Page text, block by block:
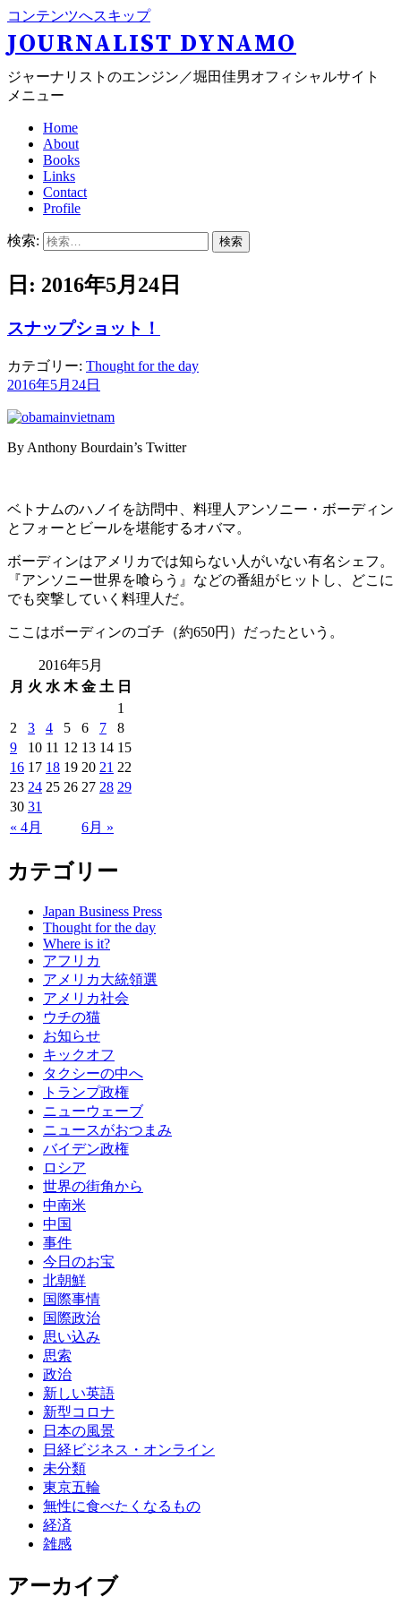
コンテンツへスキップ
JOURNALIST DYNAMO
ジャーナリストのエンジン／堀田佳男オフィシャルサイト
メニュー
Home
About
Books
Links
Contact
Profile
検索:
日: 2016年5月24日
スナップショット！
カテゴリー: Thought for the day
2016年5月24日
By Anthony Bourdain’s Twitter
ベトナムのハノイを訪問中、料理人アンソニー・ボーディン
とフォーとビールを堪能するオバマ。
ボーディンはアメリカでは知らない人がいない有名シェフ。
『アンソニー世界を喰らう』などの番組がヒットし、どこに
でも突撃していく料理人だ。
ここはボーディンのゴチ（約650円）だったという。
2016年5月
月 火 水 木 金 土 日
« 4月 6月 »
1
2
3 4 5 6 7
8
9
10 11 12 13 14 15
16 17 18 19 20 21 22
23 24 25 26 27 28 29
30 31
カテゴリー
Japan Business Press
Thought for the day
Where is it?
アフリカ
アメリカ大統領選
アメリカ社会
ウチの猫
お知らせ
キックオフ
タクシーの中へ
トランプ政権
ニューウェーブ
ニュースがおつまみ
バイデン政権
ロシア
世界の街角から
中南米
中国
事件
今日のお宝
北朝鮮
国際事情
国際政治
思い込み
思索
政治
新しい英語
新型コロナ
日本の風景
日経ビジネス・オンライン
未分類
東京五輪
無性に食べたくなるもの
経済
雑感
アーカイブ